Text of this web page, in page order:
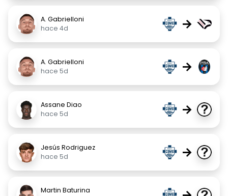
A. Gabrielloni
hace 4d
→
A. Gabrielloni
hace 5d
→
Assane Diao
hace 5d
→
Jesús Rodriguez
hace 5d
→
Martin Baturina